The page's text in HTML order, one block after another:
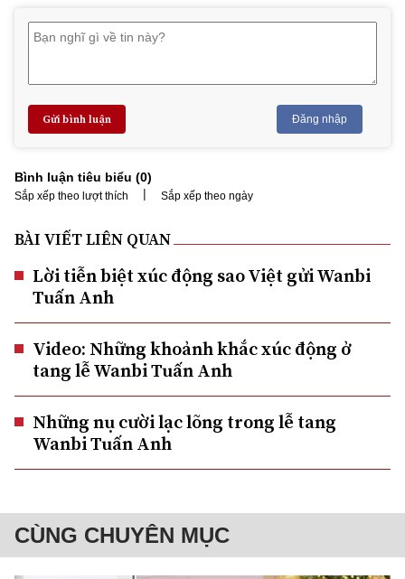
Gửi bình luận Đăng nhập
Bình luận tiêu biểu (0)
Sắp xếp theo lượt thích | Sắp xếp theo ngày
BÀI VIẾT LIÊN QUAN
Lời tiễn biệt xúc động sao Việt gửi Wanbi
Tuấn Anh
Video: Những khoảnh khắc xúc động ở
tang lễ Wanbi Tuấn Anh
Những nụ cười lạc lõng trong lễ tang
Wanbi Tuấn Anh
CÙNG CHUYÊN MỤC